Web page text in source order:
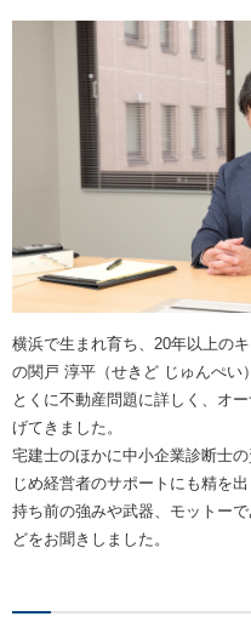
横浜で生まれ育ち、20年以上の
の関戸 淳平（せきど じゅんぺい
とくに不動産問題に詳しく、オ
げてきました。
宅建士のほかに中小企業診断士
じめ経営者のサポートにも精を出
持ち前の強みや武器、モットー
どをお聞きしました。